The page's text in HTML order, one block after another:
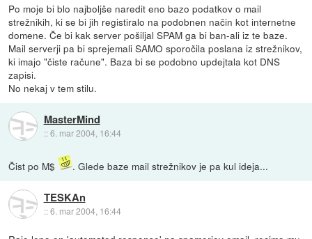
Po moje bi blo najboljše naredit eno bazo podatkov o mail
strežnikih, ki se bi jih registiralo na podobnen način kot internetne
domene. Če bi kak server pošiljal SPAM ga bi ban-ali iz te baze.
Mail serverji pa bi sprejemali SAMO sporočila poslana iz strežnikov,
ki imajo "čiste račune". Baza bi se podobno updejtala kot DNS
zapisi.
No nekaj v tem stilu.
MasterMind
::6. mar 2004, 16:44
Čist po M$ . Glede baze mail strežnikov je pa kul ideja...
TESKAn
::6. mar 2004, 16:44